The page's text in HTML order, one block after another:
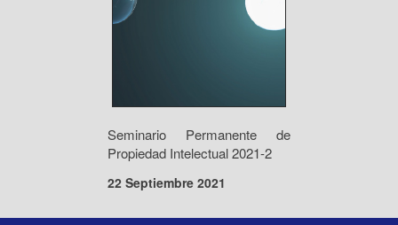
Seminario Permanente de
Propiedad Intelectual 2021-2
22 Septiembre 2021